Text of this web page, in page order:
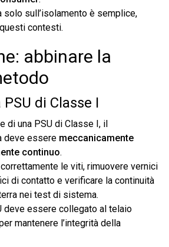
solo sull’isolamento è semplice,
contesti.
abbinare la
di Classe I
di una PSU di Classe I, il
deve essere meccanicamente
continuo.
le viti, rimuovere vernici
di contatto e verificare la continuità
nei test di sistema.
deve essere collegato al telaio
mantenere l’integrità della